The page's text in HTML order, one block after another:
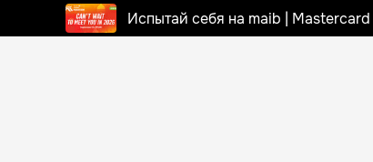
Испытай себя на maib |